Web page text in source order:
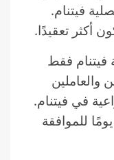
فيتنام.
أكثر تعقيدًا.
فيتنام فقط
والعاملين
في فيتنام.
يستغرق الطلب من 30 إلى 40 يومًا للموافقة